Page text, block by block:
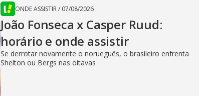
ONDE ASSISTIR/ 07/08/2026
João Fonseca x Casper Ruud:
horário e onde assistir
Se derrotar novamente o norueguês, o brasileiro enfrenta
Shelton ou Bergs nas oitavas